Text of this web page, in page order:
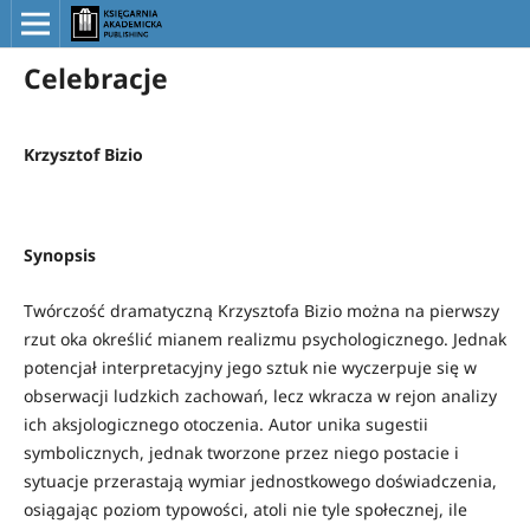
Celebracje
Krzysztof Bizio
Synopsis
Twórczość dramatyczną Krzysztofa Bizio można na pierwszy
rzut oka określić mianem realizmu psychologicznego. Jednak
potencjał interpretacyjny jego sztuk nie wyczerpuje się w
obserwacji ludzkich zachowań, lecz wkracza w rejon analizy
ich aksjologicznego otoczenia. Autor unika sugestii
symbolicznych, jednak tworzone przez niego postacie i
sytuacje przerastają wymiar jednostkowego doświadczenia,
osiągając poziom typowości, atoli nie tyle społecznej, ile